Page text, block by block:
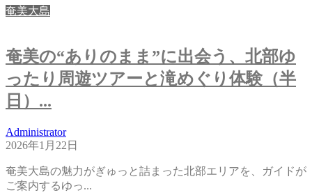
奄美大島
奄美の“ありのまま”に出会う、北部ゆ
ったり周遊ツアーと滝めぐり体験（半
日）...
Administrator
2026年1月22日
奄美大島の魅力がぎゅっと詰まった北部エリアを、ガイドが
ご案内するゆっ...